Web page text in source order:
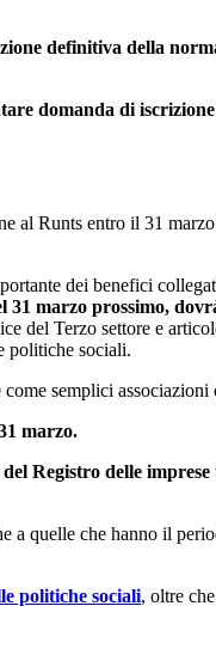
definitiva della
domanda di iscrizione
al Runts entro il 31
dei benefici
marzo prossimo,
del Terzo settore e
politiche sociali.
come semplici
marzo.
Registro delle
a quelle che hanno il
politiche sociali, oltre